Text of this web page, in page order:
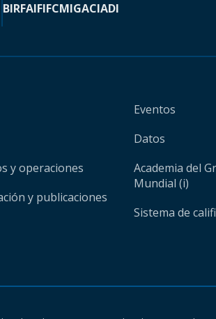
BIRFAIFIFCMIGACIADI
y operaciones
y publicaciones
Eventos
Datos
Academia del
Mundial (i)
Sistema de